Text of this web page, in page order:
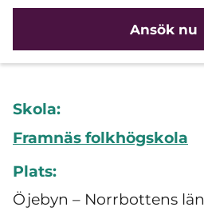
Ansök nu
Skola:
Framnäs folkhögskola
Plats:
Öjebyn – Norrbottens län